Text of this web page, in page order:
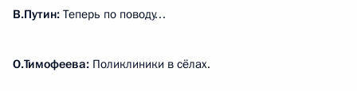
В.Путин: Теперь по поводу…
О.Тимофеева: Поликлиники в сёлах.